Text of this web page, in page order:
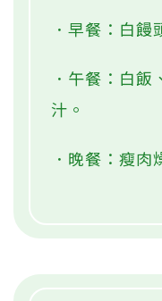
．早餐：白饅
．午餐：白
汁。
．晚餐：瘦肉